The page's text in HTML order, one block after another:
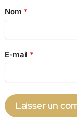
Nom *
E-mail *